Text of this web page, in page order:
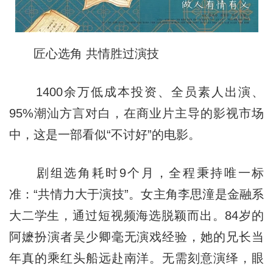
匠心选角 共情胜过演技
1400余万低成本投资、全员素人出演、
95%潮汕方言对白，在商业片主导的影视市场
中，这是一部看似“不讨好”的电影。
剧组选角耗时9个月，全程秉持唯一标
准：“共情力大于演技”。女主角李思潼是金融系
大二学生，通过短视频海选脱颖而出。84岁的
阿嬷扮演者吴少卿毫无演戏经验，她的兄长当
年真的乘红头船远赴南洋。无需刻意演绎，眼